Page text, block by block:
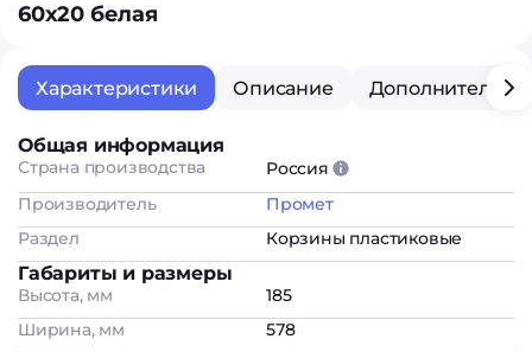
60х20 белая
Характеристики Описание
Общая информация
Страна производства
Россия
Производитель
Промет
Раздел
Корзины пластиковые
Габариты и размеры
Высота, мм
185
Ширина, мм
578